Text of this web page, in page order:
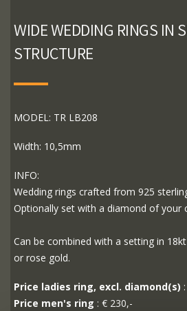
WIDE WEDDING RINGS IN
STRUCTURE
MODEL: TR LB208
Width: 10,5mm
INFO:
Wedding rings crafted from 925
Optionally set with a diamond of your
Can be combined with a setting in
or rose gold.
Price ladies ring, excl. diamond(s)
Price men's ring : € 230,-